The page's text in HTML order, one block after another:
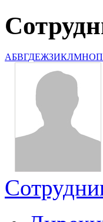
АБВГДЕЖЗИКЛМНОП